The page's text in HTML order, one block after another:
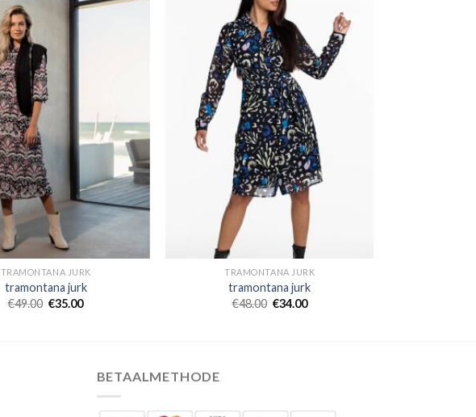
TRAMONTANA JURK
tramontana jurk
€49.00 €35.00
TRAMONTANA JURK
tramontana jurk
€48.00 €34.00
BETAALMETHODE